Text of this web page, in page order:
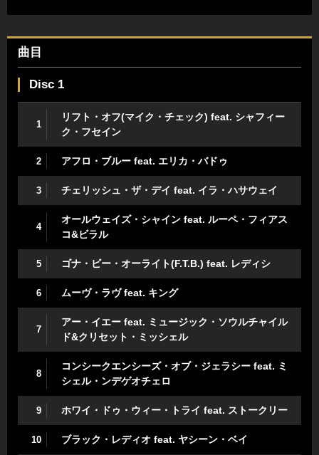
曲目
Disc 1
1
リフト・オフ(マイク・チェック) feat. シャフィー
ク・フセイン
2 アフロ・ブルー feat. エリカ・バドゥ
3 チェリッシュ・ザ・デイ feat. イラ・ハサウェイ
4
オールウェイズ・シャイン feat. ルーペ・フィアス
コ&ビラル
5 ゴナ・ビー・オーライト(F.T.B.) feat. レディシ
6 ムーヴ・ラヴ feat. キング
7
アー・イエー feat. ミュージック・ソウルチャイル
ド&クリセット・ミッシェル
8
コンシークエンシーズ・オブ・ジェラシー feat. ミ
シェル・ンデゲオチェロ
9 ホワイ・ドゥ・ウィー・トライ feat. ストークリー
10 ブラック・レディオ feat. ヤシーン・ベイ